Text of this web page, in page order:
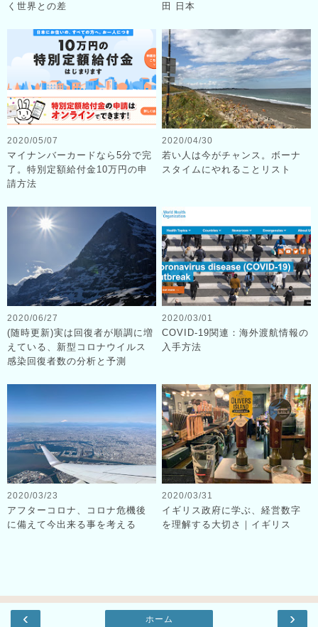
く世界との差
田 日本
2020/05/07
マイナンバーカードなら5分で完
了。特別定額給付金10万円の申
請方法
2020/04/30
若い人は今がチャンス。ボーナ
スタイムにやれることリスト
2020/06/27
(随時更新)実は回復者が順調に増
えている、新型コロナウイルス
感染回復者数の分析と予測
2020/03/01
COVID-19関連：海外渡航情報の
入手方法
2020/03/23
アフターコロナ、コロナ危機後
に備えて今出来る事を考える
2020/03/31
イギリス政府に学ぶ、経営数字
を理解する大切さ｜イギリス
‹ ›
ホーム